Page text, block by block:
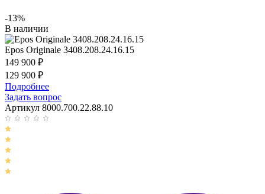
-13%
В наличии
Epos Originale 3408.208.24.16.15
149 900 ₽
129 900 ₽
Подробнее
Задать вопрос
Артикул 8000.700.22.88.10